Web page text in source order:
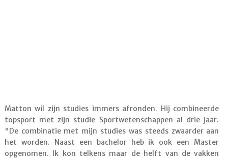
Matton wil zijn studies immers afronden. Hij combineerde
topsport met zijn studie Sportwetenschappen al drie jaar.
"De combinatie met mijn studies was steeds zwaarder aan
het worden. Naast een bachelor heb ik ook een Master
opgenomen. Ik kon telkens maar de helft van de vakken